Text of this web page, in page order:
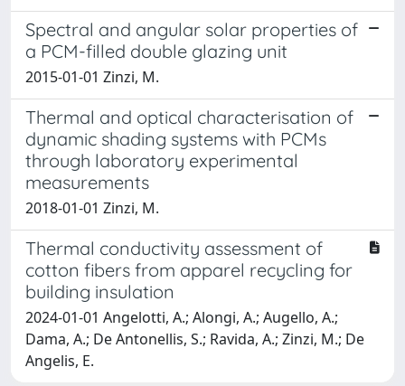
Spectral and angular solar properties of
a PCM-filled double glazing unit
2015-01-01 Zinzi, M.
Thermal and optical characterisation of
dynamic shading systems with PCMs
through laboratory experimental
measurements
2018-01-01 Zinzi, M.
Thermal conductivity assessment of
cotton fibers from apparel recycling for
building insulation
2024-01-01 Angelotti, A.; Alongi, A.; Augello, A.;
Dama, A.; De Antonellis, S.; Ravida, A.; Zinzi, M.; De
Angelis, E.